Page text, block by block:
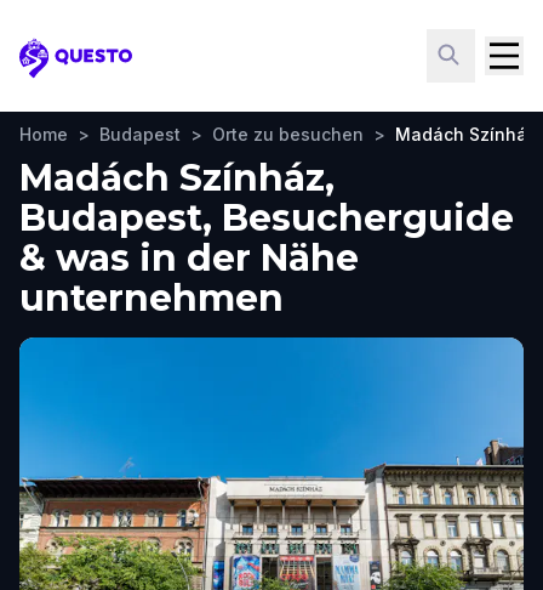
Questo
Home > Budapest > Orte zu besuchen > Madách Színház
Madách Színház,
Budapest, Besucherguide
& was in der Nähe
unternehmen